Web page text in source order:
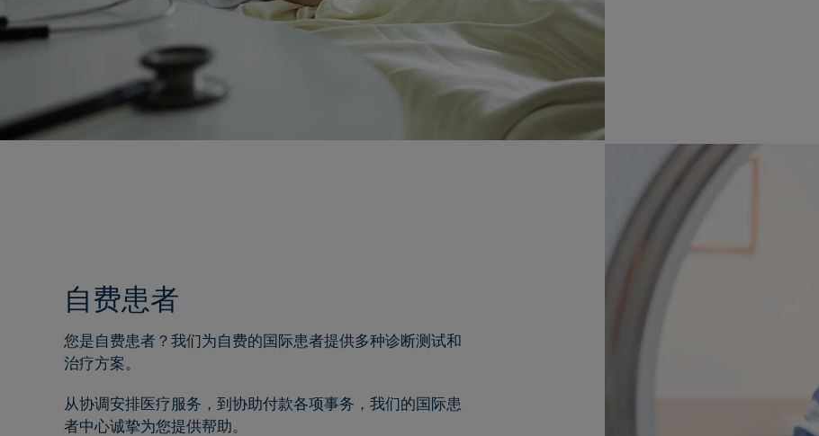
自费患者
您是自费患者？我们为自费的国际患者提供多种诊断测试和
治疗方案。
从协调安排医疗服务，到协助付款各项事务，我们的国际患
者中心诚挚为您提供帮助。